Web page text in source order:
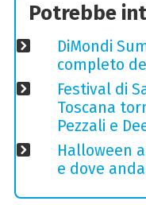
Potrebbe
DiMondi
completo
Festival di
Toscana
Pezzali e
Halloween
e dove